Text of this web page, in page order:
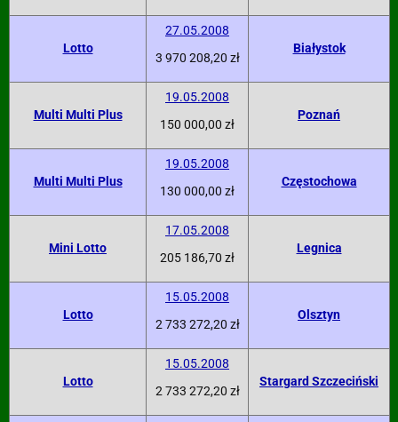
Lotto
27.05.2008
3 970 208,20 zł
Białystok
Multi Multi Plus
19.05.2008
150 000,00 zł
Poznań
Multi Multi Plus
19.05.2008
130 000,00 zł
Częstochowa
Mini Lotto
17.05.2008
205 186,70 zł
Legnica
Lotto
15.05.2008
2 733 272,20 zł
Olsztyn
Lotto
15.05.2008
2 733 272,20 zł
Stargard Szczeciński